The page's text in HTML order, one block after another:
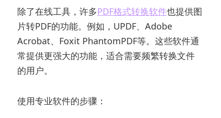
除了在线工具，许多PDF格式转换软件也提供图
片转PDF的功能。例如，UPDF、Adobe
Acrobat、Foxit PhantomPDF等。这些软件通
常提供更强大的功能，适合需要频繁转换文件
的用户。
使用专业软件的步骤：